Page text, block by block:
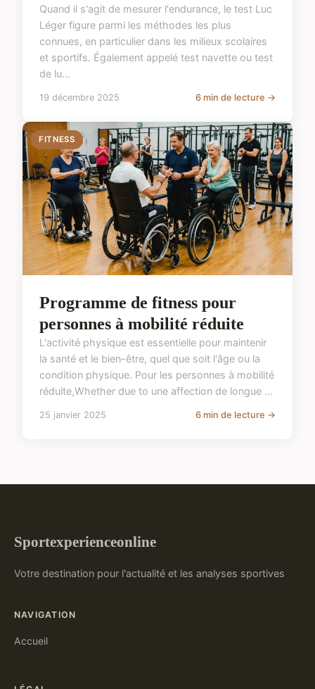
Quand il s'agit de mesurer l'endurance, le test Luc
Léger figure parmi les méthodes les plus
connues, en particulier dans les milieux scolaires
et sportifs. Également appelé test navette ou test
de lu...
19 décembre 2025 6 min de lecture →
FITNESS
Programme de fitness pour
personnes à mobilité réduite
L'activité physique est essentielle pour maintenir
la santé et le bien-être, quel que soit l'âge ou la
condition physique. Pour les personnes à mobilité
réduite,Whether due to une affection de longue ...
25 janvier 2025 6 min de lecture →
Sportexperienceonline
Votre destination pour l'actualité et les analyses sportives
NAVIGATION
Accueil